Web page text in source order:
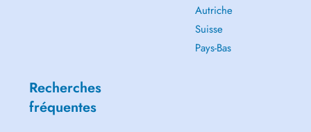
Autriche
Suisse
Pays-Bas
Recherches
fréquentes